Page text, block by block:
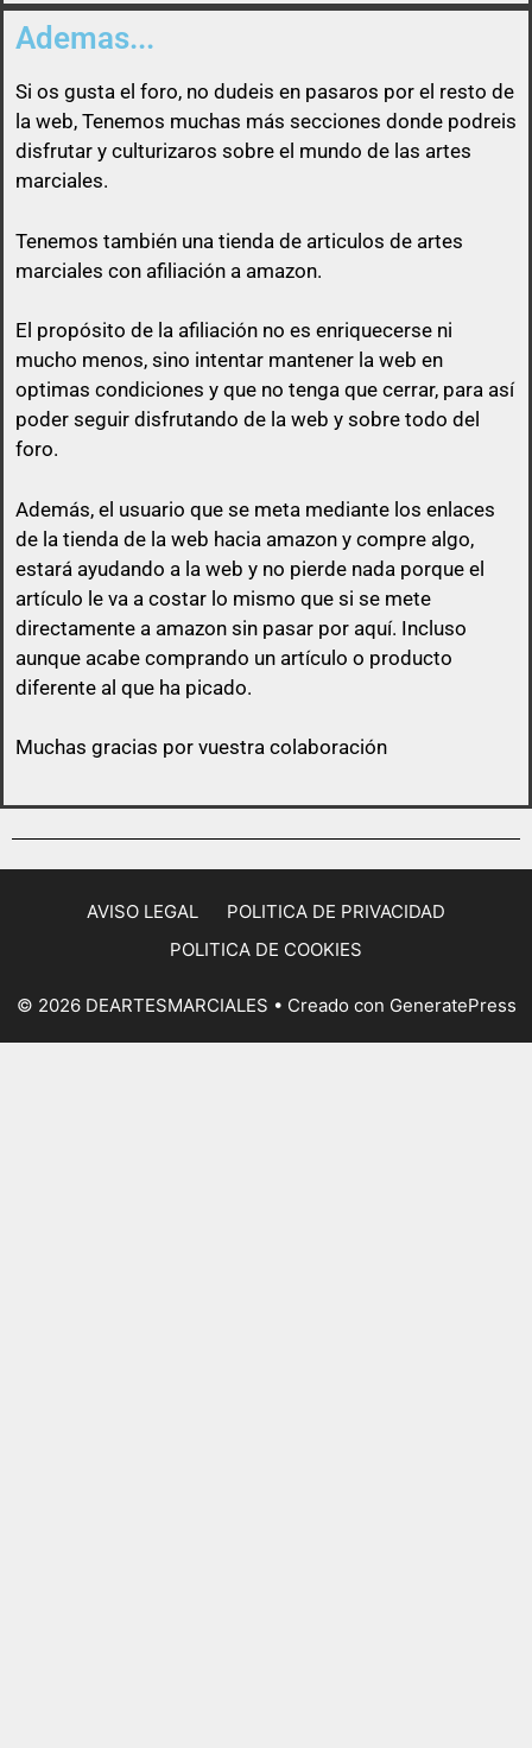
Ademas...
Si os gusta el foro, no dudeis en pasaros por el resto de
la web, Tenemos muchas más secciones donde podreis
disfrutar y culturizaros sobre el mundo de las artes
marciales.
Tenemos también una tienda de articulos de artes
marciales con afiliación a amazon.
El propósito de la afiliación no es enriquecerse ni
mucho menos, sino intentar mantener la web en
optimas condiciones y que no tenga que cerrar, para así
poder seguir disfrutando de la web y sobre todo del
foro.
Además, el usuario que se meta mediante los enlaces
de la tienda de la web hacia amazon y compre algo,
estará ayudando a la web y no pierde nada porque el
artículo le va a costar lo mismo que si se mete
directamente a amazon sin pasar por aquí. Incluso
aunque acabe comprando un artículo o producto
diferente al que ha picado.
Muchas gracias por vuestra colaboración
AVISO LEGAL
POLITICA DE PRIVACIDAD
POLITICA DE COOKIES
© 2026 DEARTESMARCIALES • Creado con GeneratePress